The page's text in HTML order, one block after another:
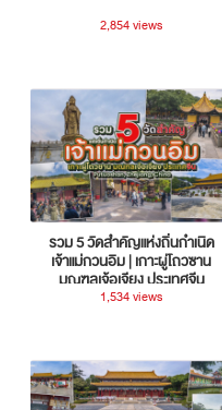
2,854 views
รวม 5 วัดสำคัญแห่งถิ่นกำเนิด
เจ้าแม่กวนอิม | เกาะผู่โถวซาน
มณฑลเจ้อเจียง ประเทศจีน
1,534 views